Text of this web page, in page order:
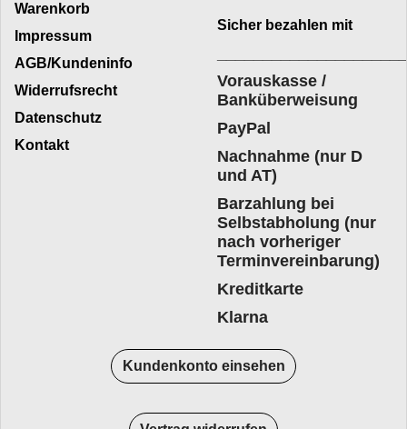
Warenkorb
Impressum
AGB/Kundeninfo
Widerrufsrecht
Datenschutz
Kontakt
Sicher bezahlen mit
Vorauskasse /
Banküberweisung
PayPal
Nachnahme (nur D
und AT)
Barzahlung bei
Selbstabholung (nur
nach vorheriger
Terminvereinbarung)
Kreditkarte
Klarna
Kundenkonto einsehen